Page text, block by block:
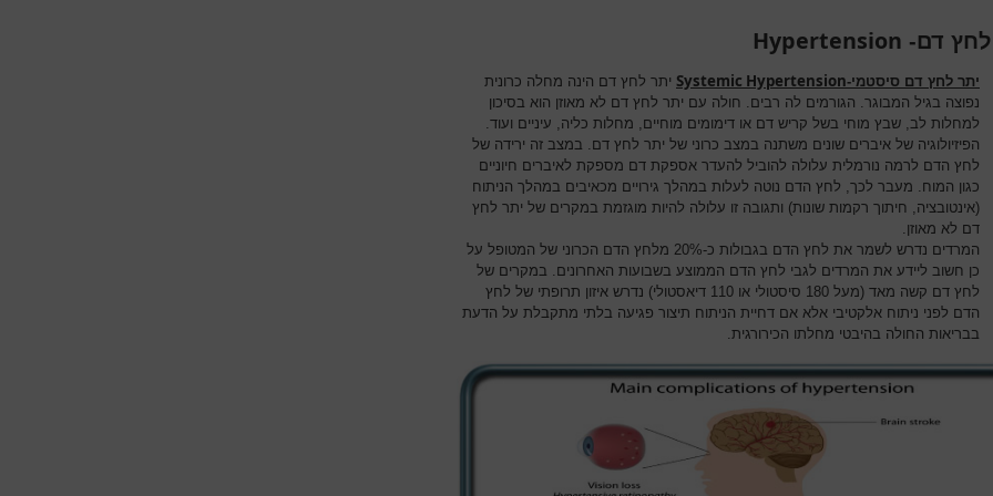
לחץ דם- Hypertension
יתר לחץ דם סיסטמי-Systemic Hypertension יתר לחץ דם הינה מחלה כרונית
נפוצה בגיל המבוגר. הגורמים לה רבים. חולה עם יתר לחץ דם לא מאוזן הוא בסיכון
למחלות לב, שבץ מוחי בשל קריש דם או דימומים מוחיים, מחלות כליה, עיניים ועוד.
הפיזיולוגיה של איברים שונים משתנה במצב כרוני של יתר לחץ דם. במצב זה ירידה של
לחץ הדם לרמה נורמלית עלולה להוביל להעדר אספקת דם מספקת לאיברים חיוניים
כגון המוח. מעבר לכך, לחץ הדם נוטה לעלות במהלך גירויים מכאיבים במהלך הניתוח
(אינטובציה, חיתוך רקמות שונות) ותגובה זו עלולה להיות מוגזמת במקרים של יתר לחץ
דם לא מאוזן.
המרדים נדרש לשמר את לחץ הדם בגבולות כ-20% מלחץ הדם הכרוני של המטופל על
כן חשוב ליידע את המרדים לגבי לחץ הדם הממוצע בשבועות האחרונים. במקרים של
לחץ דם קשה מאד (מעל 180 סיסטולי או 110 דיאסטולי) נדרש איזון תרופתי של לחץ
הדם לפני ניתוח אלקטיבי אלא אם דחיית הניתוח תיצור פגיעה בלתי מתקבלת על הדעת
בבריאות החולה בהיבטי מחלתו הכירורגית.